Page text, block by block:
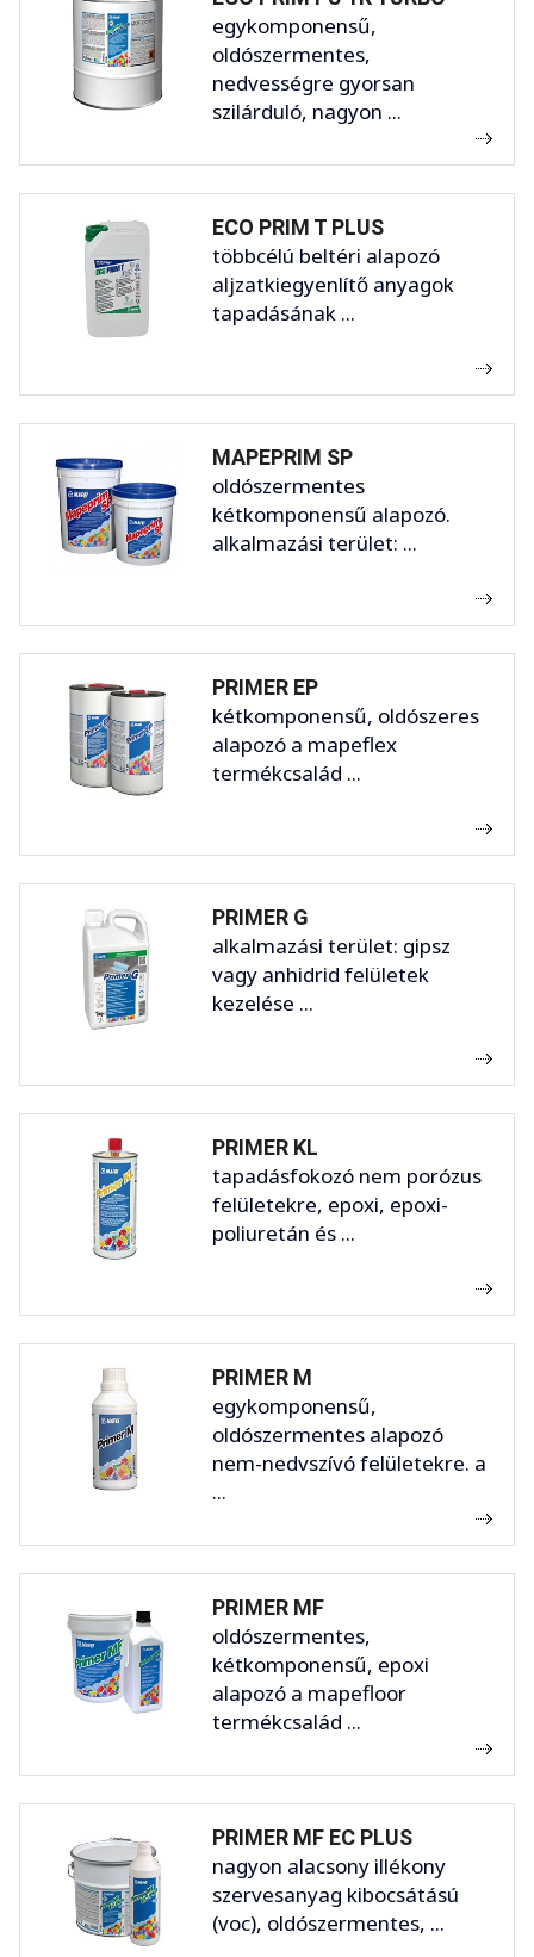
egykomponensű,
oldószermentes,
nedvességre gyorsan
szilárduló, nagyon ...
ECO PRIM T PLUS
többcélú beltéri alapozó
aljzatkiegyenlítő anyagok
tapadásának ...
MAPEPRIM SP
oldószermentes
kétkomponensű alapozó.
alkalmazási terület: ...
PRIMER EP
kétkomponensű, oldószeres
alapozó a mapeflex
termékcsalád ...
PRIMER G
alkalmazási terület: gipsz
vagy anhidrid felületek
kezelése ...
PRIMER KL
tapadásfokozó nem porózus
felületekre, epoxi, epoxi-
poliuretán és ...
PRIMER M
egykomponensű,
oldószermentes alapozó
nem-nedvszívó felületekre. a
...
PRIMER MF
oldószermentes,
kétkomponensű, epoxi
alapozó a mapefloor
termékcsalád ...
PRIMER MF EC PLUS
nagyon alacsony illékony
szervesanyag kibocsátású
(voc), oldószermentes, ...